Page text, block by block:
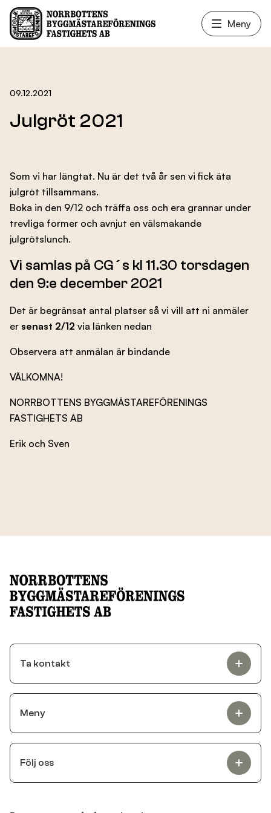
Meny
Fastighetsservice
Hyresgäster
Nyheter
Evenemang
Om oss
Kontakta oss
Besök nbf.se
09.12.2021
Julgröt 2021
Som vi har längtat. Nu är det två år sen vi fick äta
julgröt tillsammans.
Boka in den 9/12 och träffa oss och era grannar under
trevliga former och avnjut en välsmakande
julgrötslunch.
Vi samlas på CG´s kl 11.30 torsdagen
den 9:e december 2021
Det är begränsat antal platser så vi vill att ni anmäler
er senast 2/12 via länken nedan
Observera att anmälan är bindande
VÄLKOMNA!
NORRBOTTENS BYGGMÄSTAREFÖRENINGS
FASTIGHETS AB
Erik och Sven
Ta kontakt
Meny
Följ oss